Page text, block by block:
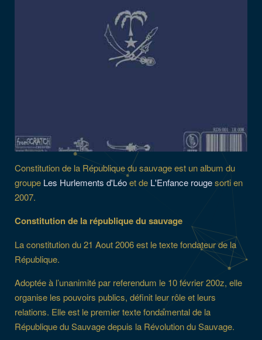
Constitution de la République du sauvage est un album du
groupe Les Hurlements d'Léoet de L'Enfance rougesorti en
2007.
Constitution de la république du sauvage
La constitution du 21 Aout 2006 est le texte fondateur de la
République.
Adoptée à l’unanimité par referendum le 10 février 200z, elle
organise les pouvoirs publics, définit leur rôle et leurs
relations. Elle est le premier texte fondamental de la
République du Sauvage depuis la Révolution du Sauvage.